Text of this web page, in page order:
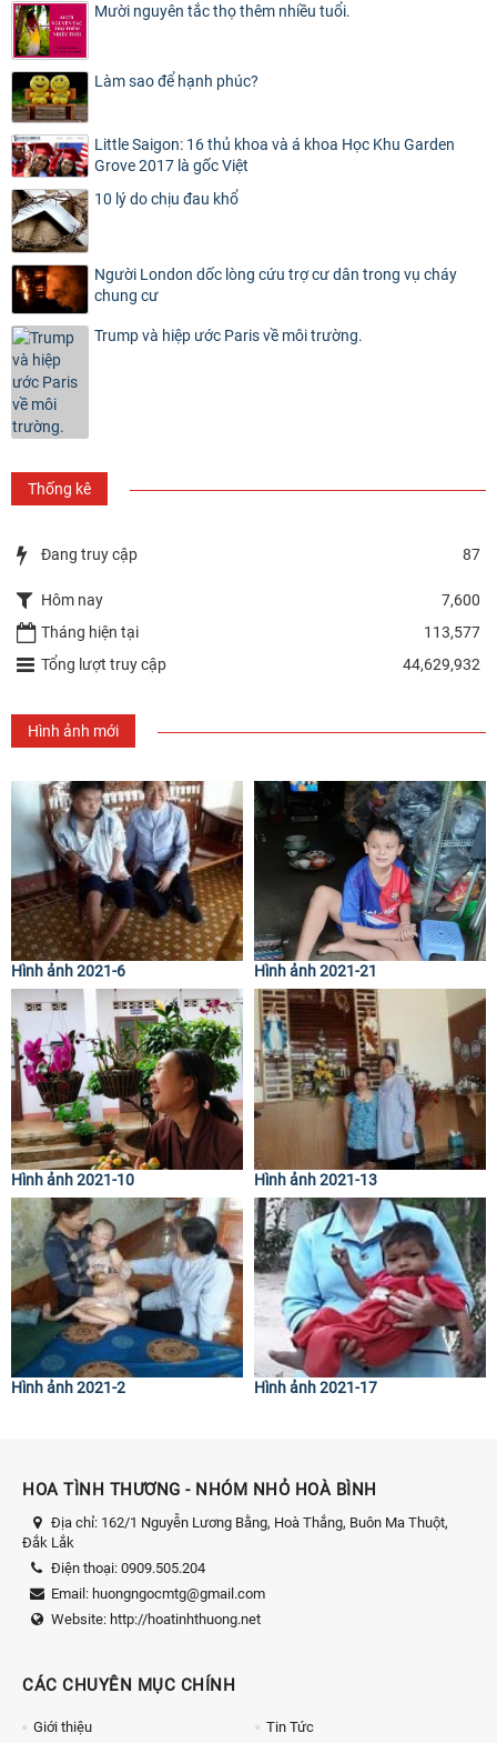
Mười nguyên tắc thọ thêm nhiều tuổi.
Làm sao để hạnh phúc?
Little Saigon: 16 thủ khoa và á khoa Học Khu Garden
Grove 2017 là gốc Việt
10 lý do chịu đau khổ
Người London dốc lòng cứu trợ cư dân trong vụ cháy
chung cư
Trump và hiệp ước Paris về môi trường.
Thống kê
Đang truy cập 87
Hôm nay
7,600
Tháng hiện tại
113,577
Tổng lượt truy cập
44,629,932
Hình ảnh mới
Hình ảnh 2021-6 Hình ảnh 2021-21
Hình ảnh 2021-10 Hình ảnh 2021-13
Hình ảnh 2021-2 Hình ảnh 2021-17
HOA TÌNH THƯƠNG - NHÓM NHỎ HOÀ BÌNH
Địa chỉ: 162/1 Nguyễn Lương Bằng, Hoà Thắng, Buôn Ma Thuột,
Đắk Lắk
Điện thoại: 0909.505.204
Email: huongngocmtg@gmail.com
Website: http://hoatinhthuong.net
CÁC CHUYÊN MỤC CHÍNH
Giới thiệu Tin Tức